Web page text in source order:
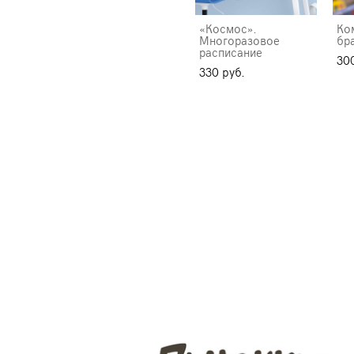
«Космос».
Многоразовое
расписание
330 pуб.